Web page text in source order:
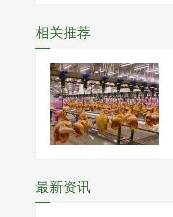
相关推荐
最新资讯